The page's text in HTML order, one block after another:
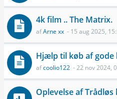
4k film .. The Matrix.
afArne xx - 15 aug 2025,
Hjælp til køb af
afcoolio122 - 22 nov 2024,
Oplevelse af